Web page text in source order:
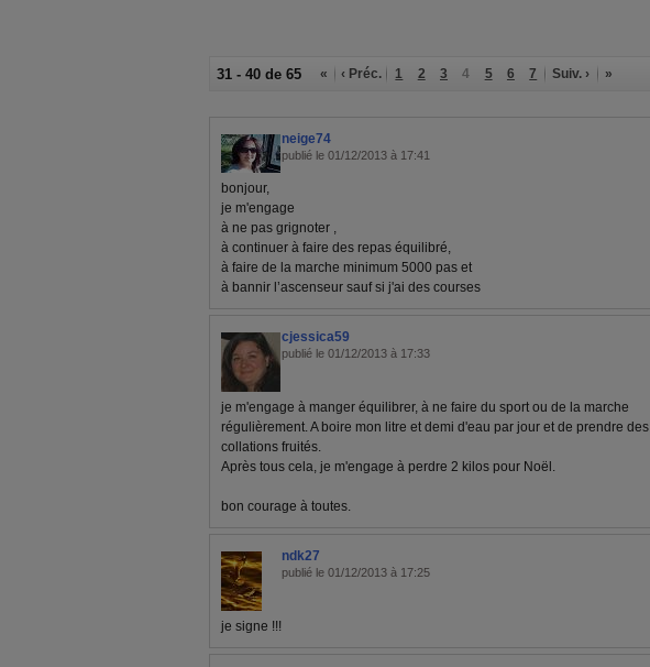
31 - 40 de 65 « ‹ Préc. 1 2 3 4 5 6 7 Suiv. › »
neige74
publié le 01/12/2013 à 17:41
bonjour,
je m'engage
à ne pas grignoter ,
à continuer à faire des repas équilibré,
à faire de la marche minimum 5000 pas et
à bannir l’ascenseur sauf si j'ai des courses
cjessica59
publié le 01/12/2013 à 17:33
je m'engage à manger équilibrer, à ne faire du sport ou de la marche
régulièrement. A boire mon litre et demi d'eau par jour et de prendre des
collations fruités.
Après tous cela, je m'engage à perdre 2 kilos pour Noël.
bon courage à toutes.
ndk27
publié le 01/12/2013 à 17:25
je signe !!!